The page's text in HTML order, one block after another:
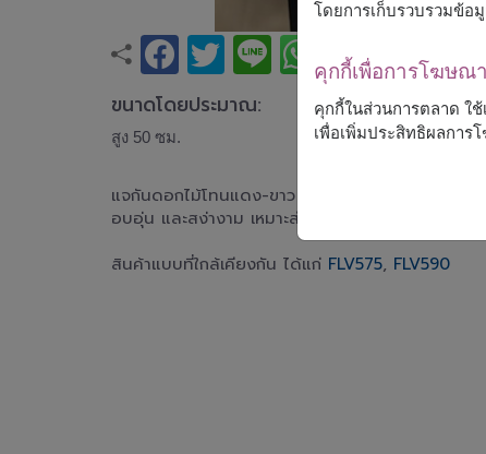
ขนาดโดยประมาณ:
สูง 50 ซม.
แจกันดอกไม้โทนแดง-ขาว จัดด้วยกุหลาบแดง คาร์เ
อบอุ่น และสง่างาม เหมาะสำหรับแสดงความรัก แสด
สินค้าแบบที่ใกล้เคียงกัน ได้แก่ FLV575, FLV590
โดยการเก็บรวบรวมข้อ
คุกกี้เพื่อการโฆษณ
คุกกี้ในส่วนการตลาด ใ
เพื่อเพิ่มประสิทธิผลกา